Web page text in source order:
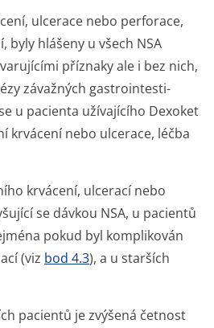
ulcerace nebo perforace,
hlášeny u všech NSA
příznaky ale i bez nich,
závažných gastrointesti­
u pacienta užívajícího Dexoket
krvácení nebo ulcerace, léčba
krvácení, ulcerací nebo
se dávkou NSA, u pacientů
pokud byl komplikován
(viz bod 4.3), a u starších
pacientů je zvýšená četnost